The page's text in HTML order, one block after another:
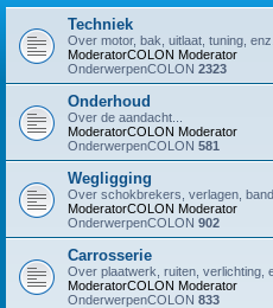
Techniek
Over motor, bak, uitlaat, tuning,
ModeratorCOLON Moderator
OnderwerpenCOLON 2323
Onderhoud
Over de aandacht...
ModeratorCOLON Moderator
OnderwerpenCOLON 581
Wegligging
Over schokbrekers, verlagen,
ModeratorCOLON Moderator
OnderwerpenCOLON 902
Carrosserie
Over plaatwerk, ruiten, verlichting,
ModeratorCOLON Moderator
OnderwerpenCOLON 833